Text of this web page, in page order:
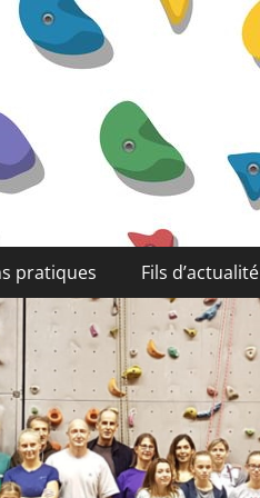
pratiques Fils d’actualité